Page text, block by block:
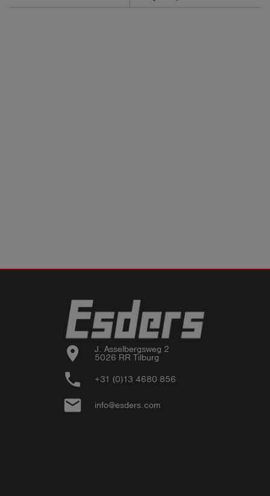
location_on
J. Asselbergsweg 2
5026 RR Tilburg
phone +31 (0)13 4680 856
email info@esders.com